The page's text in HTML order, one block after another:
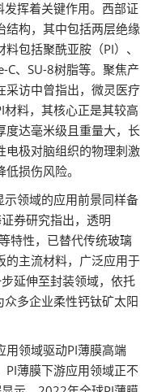
挥着关键作用。西部证
结构，其中包括两层绝缘
包括聚酰亚胺（PI）、
C、SU-8树脂等。聚焦产
采访中曾指出，微灵医疗
料，其核心正是其较高
度达毫米级且重量大，长
电极对脑组织的物理刺激
损伤风险。
领域的应用前景同样备
券研究指出，透明
特性，已替代传统玻璃
的主流材料，广泛应用于
延伸至封装领域，依托
多企业柔性钙钛矿太阳
用领域驱动PI薄膜高端
PI薄膜下游应用领域正不